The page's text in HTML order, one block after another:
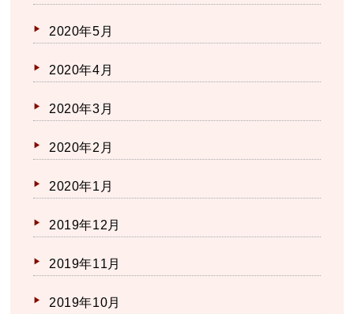
2020年5月
2020年4月
2020年3月
2020年2月
2020年1月
2019年12月
2019年11月
2019年10月